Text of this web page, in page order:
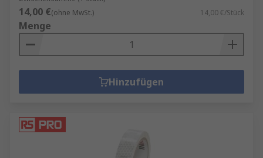
14,00 €(ohne MwSt.) 14,00 €/Stück
Menge
Hinzufügen